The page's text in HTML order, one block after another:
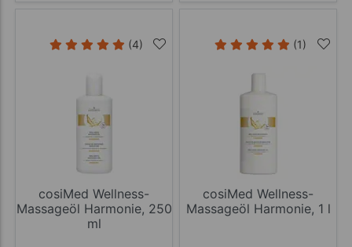
(4)
cosiMed Wellness-
Massageöl Harmonie, 250
ml
(1)
cosiMed Wellness-
Massageöl Harmonie, 1 l